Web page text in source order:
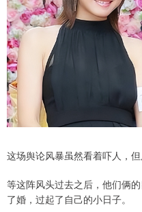
这场舆论风暴虽然看着吓人，
等这阵风头过去之后，他们俩
了婚，过起了自己的小日子。